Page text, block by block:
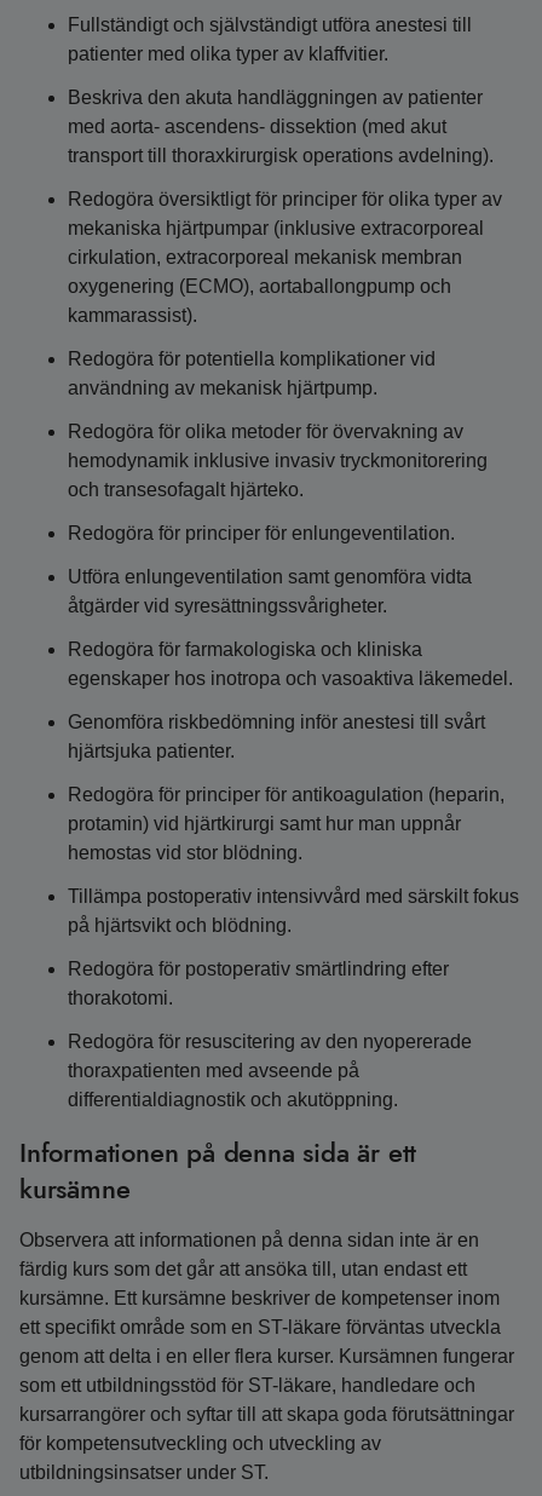
Fullständigt och självständigt utföra anestesi till
patienter med olika typer av klaffvitier.
Beskriva den akuta handläggningen av patienter
med aorta- ascendens- dissektion (med akut
transport till thoraxkirurgisk operations avdelning).
Redogöra översiktligt för principer för olika typer av
mekaniska hjärtpumpar (inklusive extracorporeal
cirkulation, extracorporeal mekanisk membran
oxygenering (ECMO), aortaballongpump och
kammarassist).
Redogöra för potentiella komplikationer vid
användning av mekanisk hjärtpump.
Redogöra för olika metoder för övervakning av
hemodynamik inklusive invasiv tryckmonitorering
och transesofagalt hjärteko.
Redogöra för principer för enlungeventilation.
Utföra enlungeventilation samt genomföra vidta
åtgärder vid syresättningssvårigheter.
Redogöra för farmakologiska och kliniska
egenskaper hos inotropa och vasoaktiva läkemedel.
Genomföra riskbedömning inför anestesi till svårt
hjärtsjuka patienter.
Redogöra för principer för antikoagulation (heparin,
protamin) vid hjärtkirurgi samt hur man uppnår
hemostas vid stor blödning.
Tillämpa postoperativ intensivvård med särskilt fokus
på hjärtsvikt och blödning.
Redogöra för postoperativ smärtlindring efter
thorakotomi.
Redogöra för resuscitering av den nyopererade
thoraxpatienten med avseende på
differentialdiagnostik och akutöppning.
Informationen på denna sida är ett
kursämne
Observera att informationen på denna sidan inte är en
färdig kurs som det går att ansöka till, utan endast ett
kursämne. Ett kursämne beskriver de kompetenser inom
ett specifikt område som en ST-läkare förväntas utveckla
genom att delta i en eller flera kurser. Kursämnen fungerar
som ett utbildningsstöd för ST-läkare, handledare och
kursarrangörer och syftar till att skapa goda förutsättningar
för kompetensutveckling och utveckling av
utbildningsinsatser under ST.